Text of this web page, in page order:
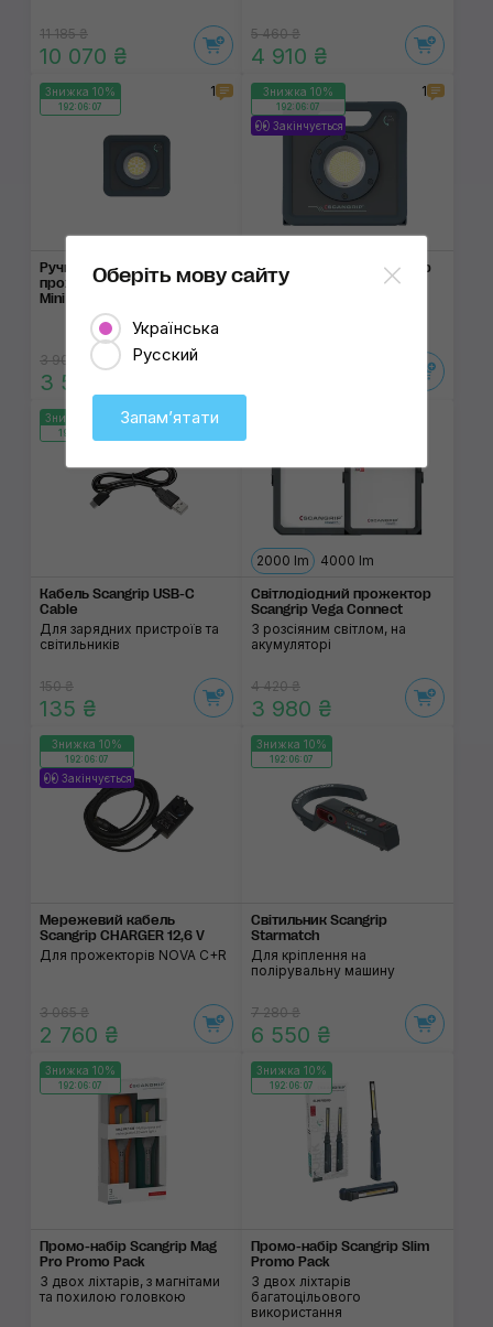
11 185 ₴
10 070 ₴
5 460 ₴
4 910 ₴
Знижка 10%
192:06:06
1
Ручний світлодіодний
прожектор Scangrip Nova
Mini for Life
3 900 ₴
3 510 ₴
Знижка 10%
192:06:06
Закінчується
1
Світлодіодний про­жектор
Scangrip Nova 12 for Life
Знижка 10%
192:06:06
Кабель Scangrip USB-C
Cable
Для зарядних пристроїв та
світильників
150 ₴
135 ₴
2000 lm 4000 lm
Світлодіодний про­жектор
Scangrip Vega Connect
З розсіяним світлом, на
акумуляторі
4 420 ₴
3 980 ₴
Знижка 10%
192:06:06
Закінчується
Мережевий кабель
Scangrip CHARGER 12,6 V
Для прожекторів NOVA C+R
3 065 ₴
2 760 ₴
Знижка 10%
192:06:06
Світильник Scangrip
Starmatch
Для кріплення на
полірувальну машину
7 280 ₴
6 550 ₴
Знижка 10%
192:06:06
Промо-набір Scangrip Mag
Pro Promo Pack
З двох ліхтарів, з магнітами
та похилою головкою
Знижка 10%
192:06:06
Промо-набір Scangrip Slim
Promo Pack
З двох ліхтарів
багатоцільового
використання
Оберіть мову сайту
Українська
Русский
Запамʼятати